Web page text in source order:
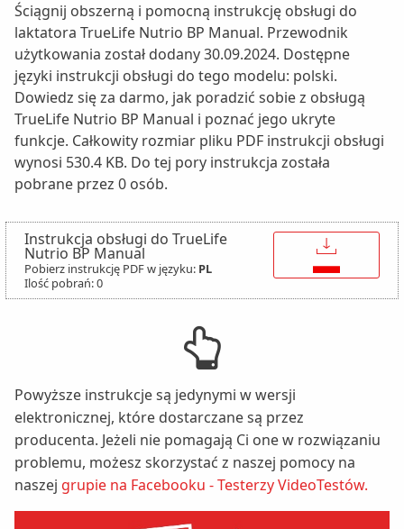
Ściągnij obszerną i pomocną instrukcję obsługi do
laktatora TrueLife Nutrio BP Manual. Przewodnik
użytkowania został dodany 30.09.2024. Dostępne
języki instrukcji obsługi do tego modelu: polski.
Dowiedz się za darmo, jak poradzić sobie z obsługą
TrueLife Nutrio BP Manual i poznać jego ukryte
funkcje. Całkowity rozmiar pliku PDF instrukcji obsługi
wynosi 530.4 KB. Do tej pory instrukcja została
pobrane przez 0 osób.
Instrukcja obsługi do TrueLife
Nutrio BP Manual
Pobierz instrukcję PDF w języku: PL
Ilość pobrań: 0
↓
Powyższe instrukcje są jedynymi w wersji
elektronicznej, które dostarczane są przez
producenta. Jeżeli nie pomagają Ci one w rozwiązaniu
problemu, możesz skorzystać z naszej pomocy na
naszej grupie na Facebooku - Testerzy VideoTestów.